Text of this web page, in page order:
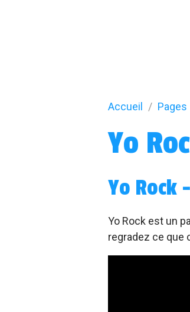
Accueil Pages
Yo
Yo Rock
Yo Rock est un
regradez ce que